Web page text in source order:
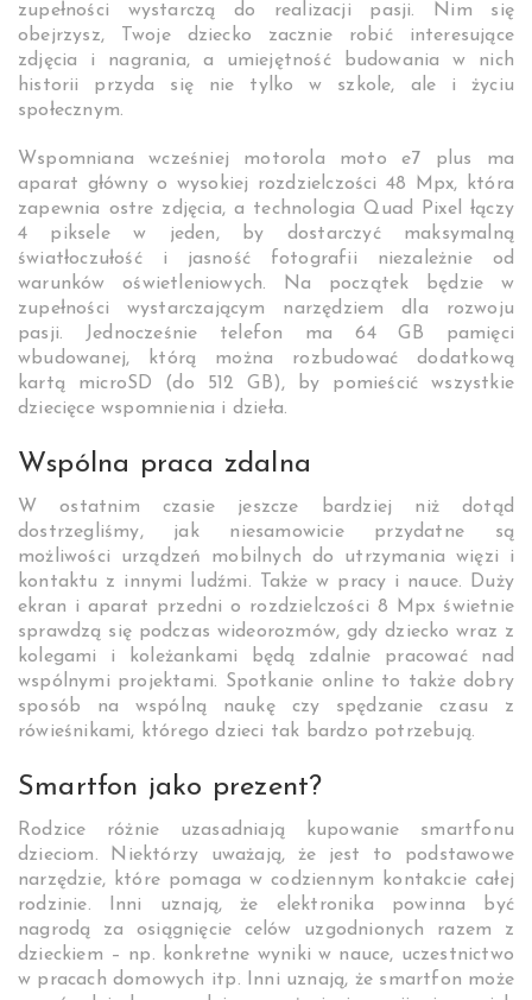
zupełności wystarczą do realizacji pasji. Nim się
obejrzysz, Twoje dziecko zacznie robić interesujące
zdjęcia i nagrania, a umiejętność budowania w nich
historii przyda się nie tylko w szkole, ale i życiu
społecznym.
Wspomniana wcześniej motorola moto e7 plus ma
aparat główny o wysokiej rozdzielczości 48 Mpx, która
zapewnia ostre zdjęcia, a technologia Quad Pixel łączy
4 piksele w jeden, by dostarczyć maksymalną
światłoczułość i jasność fotografii niezależnie od
warunków oświetleniowych. Na początek będzie w
zupełności wystarczającym narzędziem dla rozwoju
pasji. Jednocześnie telefon ma 64 GB pamięci
wbudowanej, którą można rozbudować dodatkową
kartą microSD (do 512 GB), by pomieścić wszystkie
dziecięce wspomnienia i dzieła.
Wspólna praca zdalna
W ostatnim czasie jeszcze bardziej niż dotąd
dostrzegliśmy, jak niesamowicie przydatne są
możliwości urządzeń mobilnych do utrzymania więzi i
kontaktu z innymi ludźmi. Także w pracy i nauce. Duży
ekran i aparat przedni o rozdzielczości 8 Mpx świetnie
sprawdzą się podczas wideorozmów, gdy dziecko wraz z
kolegami i koleżankami będą zdalnie pracować nad
wspólnymi projektami. Spotkanie online to także dobry
sposób na wspólną naukę czy spędzanie czasu z
rówieśnikami, którego dzieci tak bardzo potrzebują.
Smartfon jako prezent?
Rodzice różnie uzasadniają kupowanie smartfonu
dzieciom. Niektórzy uważają, że jest to podstawowe
narzędzie, które pomaga w codziennym kontakcie całej
rodzinie. Inni uznają, że elektronika powinna być
nagrodą za osiągnięcie celów uzgodnionych razem z
dzieckiem – np. konkretne wyniki w nauce, uczestnictwo
w pracach domowych itp. Inni uznają, że smartfon może